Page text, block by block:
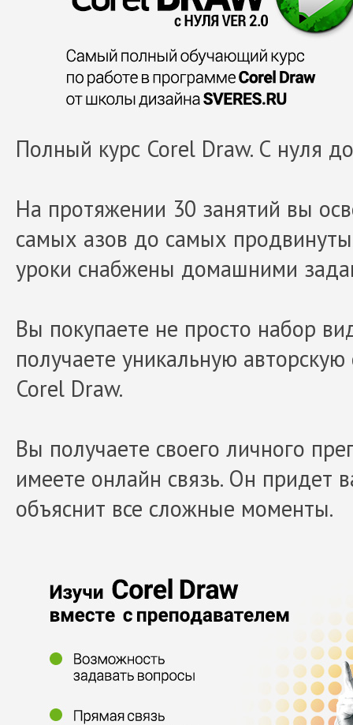
Полный курс Corel Draw. С нуля
На протяжении 30 занятий вы
самых азов до самых
уроки снабжены домашними
Вы покупаете не просто набор
получаете уникальную
Corel Draw.
Вы получаете своего личного
имеете онлайн связь. Он придет
объяснит все сложные моменты.